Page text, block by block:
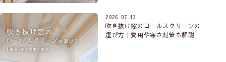
2026.07.13
吹き抜け窓のロールスクリーンの
選び方｜費用や寒さ対策も解説